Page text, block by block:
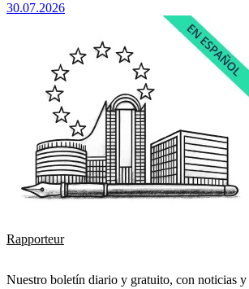
30.07.2026
Rapporteur
Nuestro boletín diario y gratuito, con noticias y